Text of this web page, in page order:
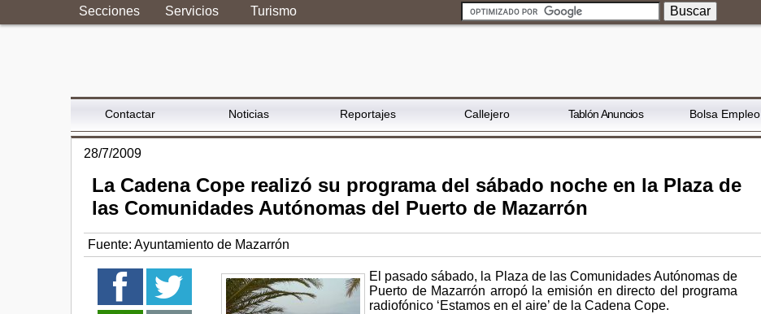
Secciones Servicios Turismo
Contactar Noticias Reportajes Callejero Tablón Anuncios Bolsa Empleo
28/7/2009
La Cadena Cope realizó su programa del sábado noche en la Plaza de
las Comunidades Autónomas del Puerto de Mazarrón
Fuente: Ayuntamiento de Mazarrón
El pasado sábado, la Plaza de las Comunidades Autónomas de
Puerto de Mazarrón arropó la emisión en directo del programa
radiofónico ‘Estamos en el aire’ de la Cadena Cope.